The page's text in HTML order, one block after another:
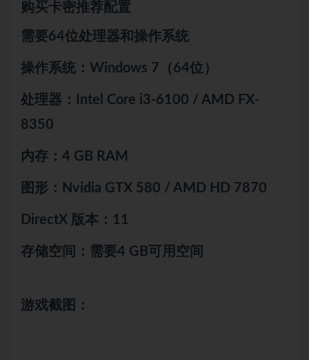
购买卡密推荐配置
需要64位处理器和操作系统
操作系统：Windows 7（64位）
处理器：Intel Core i3-6100 / AMD FX-
8350
内存：4 GB RAM
图形：Nvidia GTX 580 / AMD HD 7870
DirectX 版本：11
存储空间：需要4 GB可用空间
游戏截图：